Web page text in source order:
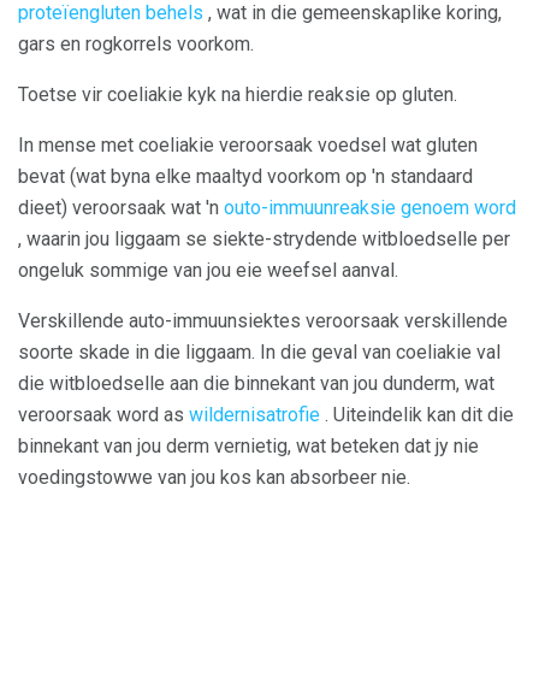
proteïengluten behels , wat in die gemeenskaplike koring,
gars en rogkorrels voorkom.
Toetse vir coeliakie kyk na hierdie reaksie op gluten.
In mense met coeliakie veroorsaak voedsel wat gluten
bevat (wat byna elke maaltyd voorkom op 'n standaard
dieet) veroorsaak wat 'n outo-immuunreaksie genoem word
, waarin jou liggaam se siekte-strydende witbloedselle per
ongeluk sommige van jou eie weefsel aanval.
Verskillende auto-immuunsiektes veroorsaak verskillende
soorte skade in die liggaam. In die geval van coeliakie val
die witbloedselle aan die binnekant van jou dunderm, wat
veroorsaak word as wildernisatrofie . Uiteindelik kan dit die
binnekant van jou derm vernietig, wat beteken dat jy nie
voedingstowwe van jou kos kan absorbeer nie.